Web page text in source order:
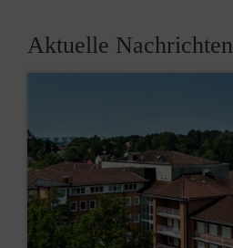
Aktuelle Nachrichten